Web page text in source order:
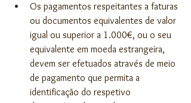
Os pagamentos respeitantes a faturas
ou documentos equivalentes de valor
igual ou superior a 1.000€, ou o seu
equivalente em moeda estrangeira,
devem ser efetuados através de meio
de pagamento que permita a
identificação do respetivo